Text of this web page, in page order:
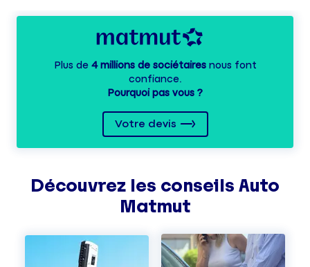
Plus de 4 millions de sociétairesnous font
confiance.
Pourquoi pas vous ?
Votre devis
Découvrez les conseils Auto
Matmut